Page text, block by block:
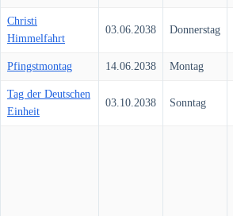
Christi
Himmelfahrt
03.06.2038 Donnerstag
Pfingstmontag 14.06.2038 Montag
Tag der Deutschen
Einheit
03.10.2038 Sonntag